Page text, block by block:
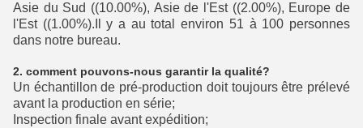
Asie du Sud ((10.00%), Asie de l'Est ((2.00%), Europe de
l'Est ((1.00%).Il y a au total environ 51 à 100 personnes
dans notre bureau.
2. comment pouvons-nous garantir la qualité?
Un échantillon de pré-production doit toujours être prélevé
avant la production en série;
Inspection finale avant expédition;